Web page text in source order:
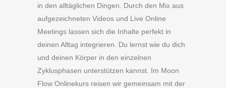
in den alltäglichen Dingen. Durch den Mix aus
aufgezeichneten Videos und Live Online
Meetings lassen sich die Inhalte perfekt in
deinen Alltag integrieren. Du lernst wie du dich
und deinen Körper in den einzelnen
Zyklusphasen unterstützen kannst. Im Moon
Flow Onlinekurs reisen wir gemeinsam mit der